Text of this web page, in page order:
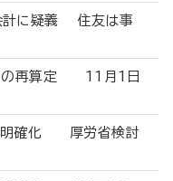
計に疑義 住友は事
目の再算定 11月1日
明確化 厚労省検討